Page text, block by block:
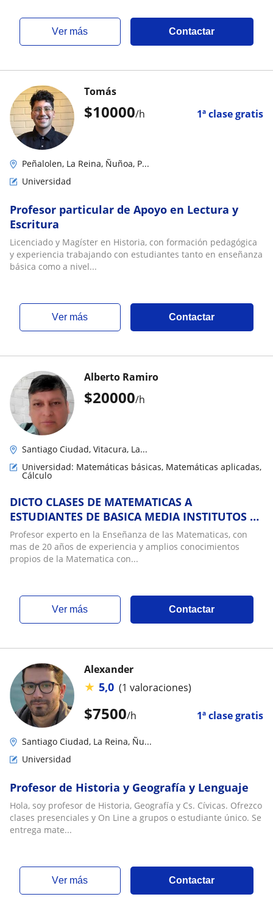
ver más Contactar
$10000/h 1ª clase gratis
Tomás
Peñalolen, La Reina, Ñuñoa, P...
Universidad
Profesor particular de Apoyo en Lectura y
Escritura
Licenciado y Magíster en Historia, con formación pedagógica
y experiencia trabajando con estudiantes tanto en enseñanza
básica como a nivel...
ver más Contactar
$20000/h
Alberto Ramiro
Santiago Ciudad, Vitacura, La...
Universidad: Matemáticas básicas, Matemáticas aplicadas,
Cálculo
DICTO CLASES DE MATEMATICAS A
ESTUDIANTES DE BASICA MEDIA INSTITUTOS Y
UNIVERSIDADES
Profesor experto en la Enseñanza de las Matematicas, con
mas de 20 años de experiencia y amplios conocimientos
propios de la Matematica con...
ver más Contactar
$7500/h 1ª clase gratis
Alexander
★ 5,0 (1 valoraciones)
Santiago Ciudad, La Reina, Ñu...
Universidad
Profesor de Historia y Geografía y Lenguaje
Hola, soy profesor de Historia, Geografía y Cs. Cívicas. Ofrezco
clases presenciales y On Line a grupos o estudiante único. Se
entrega mate...
ver más Contactar